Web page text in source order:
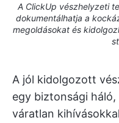
A ClickUp vészhelyzeti
dokumentálhatja a
megoldásokat és
A jól kidolgozott
egy biztonsági
váratlan